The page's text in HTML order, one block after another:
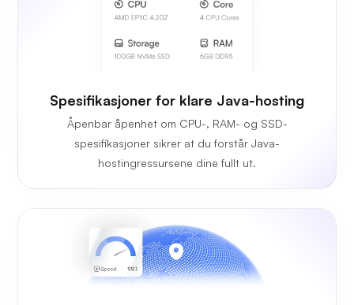
Spesifikasjoner for klare Java-hosting
Åpenbar åpenhet om CPU-, RAM- og SSD-
spesifikasjoner sikrer at du forstår Java-
hostingressursene dine fullt ut.